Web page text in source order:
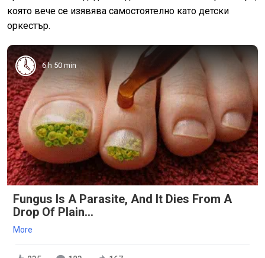
която вече се изявява самостоятелно като детски
оркестър.
6 h 50 min
Fungus Is A Parasite, And It Dies From A
Drop Of Plain...
More